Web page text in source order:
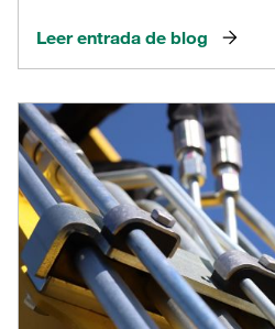
Leer entrada de blog